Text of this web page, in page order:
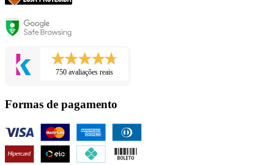
750 avaliações reais
Formas de pagamento